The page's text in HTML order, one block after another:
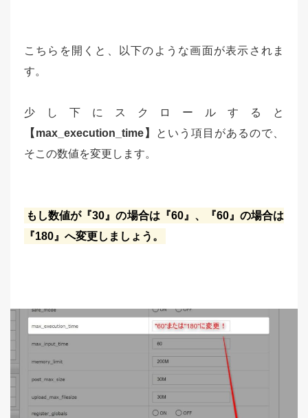
こちらを開くと、以下のような画面が表示されま
す。
少し下にスクロールすると
【max_execution_time】
という項目があるので、
そこの数値を変更します。
もし数値が『30』の場合は『60』、『60』の場合は
『180』へ変更しましょう。